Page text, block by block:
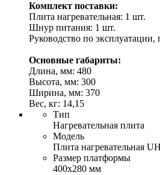
Комплект поставки:
Плита нагревательная: 1 шт.
Шнур питания: 1 шт.
Руководство по эксплуатации,
Основные габариты:
Длина, мм: 480
Высота, мм: 300
Ширина, мм: 370
Вес, кг: 14,15
Тип
Нагревательная плита
Модель
Плита нагревательная
Размер платформы
400х280 мм